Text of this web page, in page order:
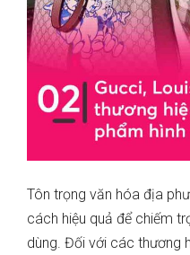
Tôn trọng văn hóa địa
cách hiệu quả để chiếm
dùng. Đối với các thương